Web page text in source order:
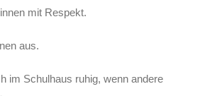
mit Respekt.
aus.
im Schulhaus ruhig, wenn andere